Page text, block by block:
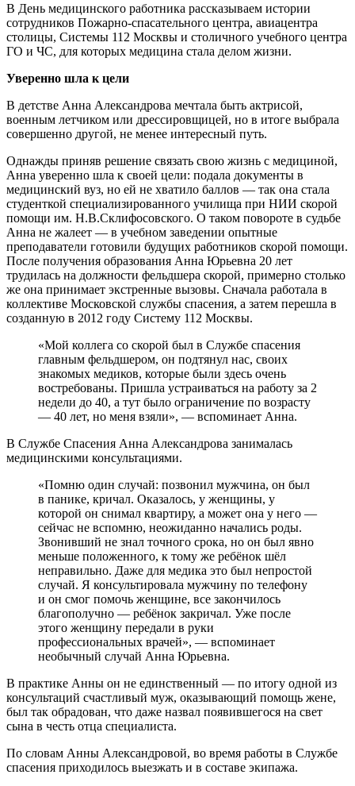
В День медицинского работника рассказываем истории
сотрудников Пожарно-спасательного центра, авиацентра
столицы, Системы 112 Москвы и столичного учебного центра
ГО и ЧС, для которых медицина стала делом жизни.
Уверенно шла к цели
В детстве Анна Александрова мечтала быть актрисой,
военным летчиком или дрессировщицей, но в итоге выбрала
совершенно другой, не менее интересный путь.
Однажды приняв решение связать свою жизнь с медициной,
Анна уверенно шла к своей цели: подала документы в
медицинский вуз, но ей не хватило баллов — так она стала
студенткой специализированного училища при НИИ скорой
помощи им. Н.В.Склифосовского. О таком повороте в судьбе
Анна не жалеет — в учебном заведении опытные
преподаватели готовили будущих работников скорой помощи.
После получения образования Анна Юрьевна 20 лет
трудилась на должности фельдшера скорой, примерно столько
же она принимает экстренные вызовы. Сначала работала в
коллективе Московской службы спасения, а затем перешла в
созданную в 2012 году Систему 112 Москвы.
«Мой коллега со скорой был в Службе спасения
главным фельдшером, он подтянул нас, своих
знакомых медиков, которые были здесь очень
востребованы. Пришла устраиваться на работу за 2
недели до 40, а тут было ограничение по возрасту
— 40 лет, но меня взяли», — вспоминает Анна.
В Службе Спасения Анна Александрова занималась
медицинскими консультациями.
«Помню один случай: позвонил мужчина, он был
в панике, кричал. Оказалось, у женщины, у
которой он снимал квартиру, а может она у него —
сейчас не вспомню, неожиданно начались роды.
Звонивший не знал точного срока, но он был явно
меньше положенного, к тому же ребёнок шёл
неправильно. Даже для медика это был непростой
случай. Я консультировала мужчину по телефону
и он смог помочь женщине, все закончилось
благополучно — ребёнок закричал. Уже после
этого женщину передали в руки
профессиональных врачей», — вспоминает
необычный случай Анна Юрьевна.
В практике Анны он не единственный — по итогу одной из
консультаций счастливый муж, оказывающий помощь жене,
был так обрадован, что даже назвал появившегося на свет
сына в честь отца специалиста.
По словам Анны Александровой, во время работы в Службе
спасения приходилось выезжать и в составе экипажа.